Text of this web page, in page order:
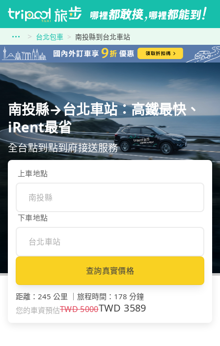
台北包車 南投縣到台北車站
南投縣→台北車站：高鐵最快、
iRent最省
全台點到點到府接送服務
上車地點
下車地點
查詢真實價格
距離 ： 245 公里 旅程時間 ： 178 分鐘
您的車資預估TWD5000TWD 3589